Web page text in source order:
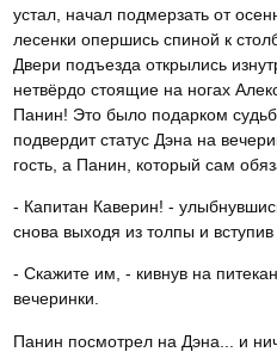
устал, начал подмерзать от
лесенки опершись спиной к
Двери подъезда открылись
нетвёрдо стоящие на ногах
Панин! Это было подарком
подвердит статус Дэна на
гость, а Панин, который сам
- Капитан Каверин! -
снова выходя из толпы и
- Скажите им, - кивнув на
вечеринки.
Панин посмотрел на Дэна... и